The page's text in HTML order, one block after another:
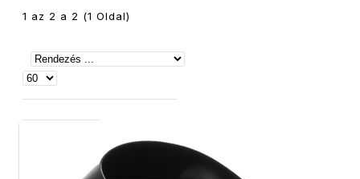
1 az 2 a 2 (1 Oldal)